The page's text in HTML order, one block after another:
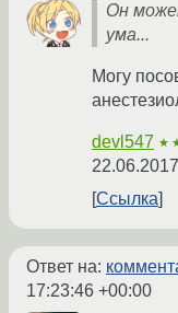
Он
ума...
Могу
devl547
Ссылка
Ответ на:
17:23:46 +00:00